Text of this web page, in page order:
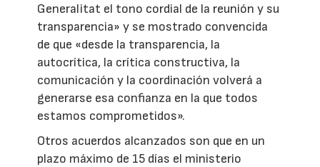
Generalitat el tono cordial de la reunión y su
transparencia» y se mostrado convencida
de que «desde la transparencia, la
autocrítica, la crítica constructiva, la
comunicación y la coordinación volverá a
generarse esa confianza en la que todos
estamos comprometidos».
Otros acuerdos alcanzados son que en un
plazo máximo de 15 días el ministerio